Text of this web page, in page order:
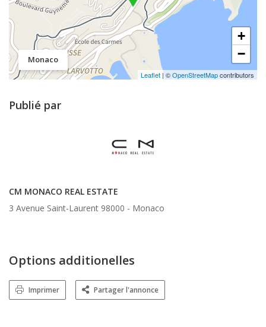
Monaco
+
−
Leaflet | ©OpenStreetMapcontributors
Publié par
CM MONACO REAL ESTATE
3 Avenue Saint-Laurent 98000 - Monaco
Options additionelles
Imprimer Partager l'annonce